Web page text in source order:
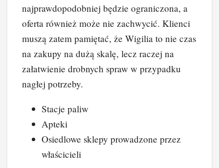
najprawdopodobniej będzie ograniczona, a
oferta również może nie zachwycić. Klienci
muszą zatem pamiętać, że Wigilia to nie czas
na zakupy na dużą skalę, lecz raczej na
załatwienie drobnych spraw w przypadku
nagłej potrzeby.
Stacje paliw
Apteki
Osiedlowe sklepy prowadzone przez
właścicieli